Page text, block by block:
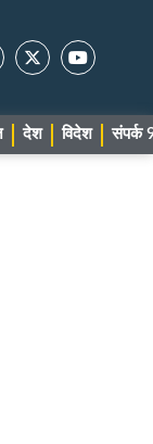
देश विदेश संपर्क